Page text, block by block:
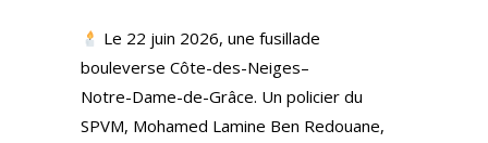
itt
er
a
m
Le 22 juin 2026, une fusillade
bouleverse Côte-des-Neiges–
Notre-Dame-de-Grâce. Un policier du
SPVM, Mohamed Lamine Ben Redouane,